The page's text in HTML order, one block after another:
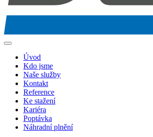
Úvod
Kdo jsme
Naše služby
Kontakt
Reference
Ke stažení
Kariéra
Poptávka
Náhradní plnění